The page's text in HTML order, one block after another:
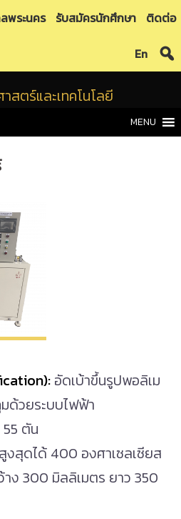
พระนคร รับสมัครนักศึกษา ติดต่อ
En
MENU
อัดเบ้าขึ้นรูปพอลิเม
ด้วยระบบไฟฟ้า
ตัน
งสุดได้ 400 องศาเซลเซียส
ง 300 มิลลิเมตร ยาว 350